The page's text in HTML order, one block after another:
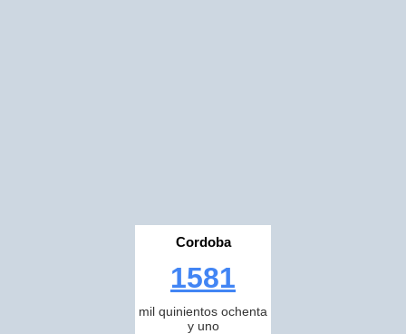
Cordoba
1581
mil quinientos ochenta
y uno